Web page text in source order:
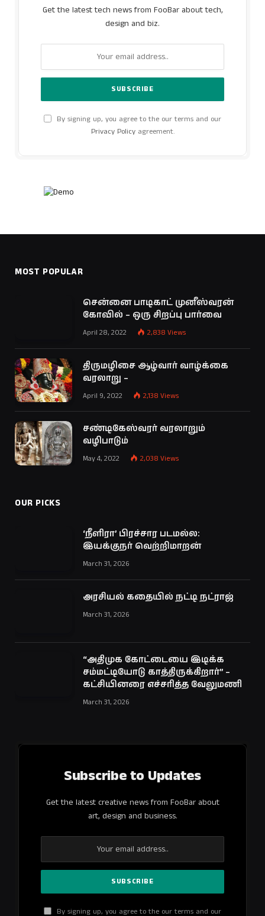
Get the latest tech news from FooBar about tech,
design and biz.
By signing up, you agree to the our terms and our
Privacy Policyagreement.
MOST POPULAR
சென்னை பாடிகாட் முனீஸ்வரன்
கோவில் – ஒரு சிறப்பு பார்வை
April 28, 2022 2,838 Views
திருமழிசை ஆழ்வார் வாழ்க்கை
வரலாறு –
April 9, 2022 2,138 Views
சண்டிகேஸ்வரர் வரலாறும்
வழிபாடும்
May 4, 2022 2,038 Views
OUR PICKS
‘நீளிரா’ பிரச்சார படமல்ல:
இயக்குநர் வெற்றிமாறன்
March 31, 2026
அரசியல் கதையில் நட்டி நட்ராஜ்
March 31, 2026
“அதிமுக கோட்டையை இடிக்க
சம்மட்டியோடு காத்திருக்கிறார்” –
கட்சியினரை எச்சரித்த வேலுமணி
March 31, 2026
Subscribe to Updates
Get the latest creative news from FooBar about
art, design and business.
By signing up, you agree to the our terms and our